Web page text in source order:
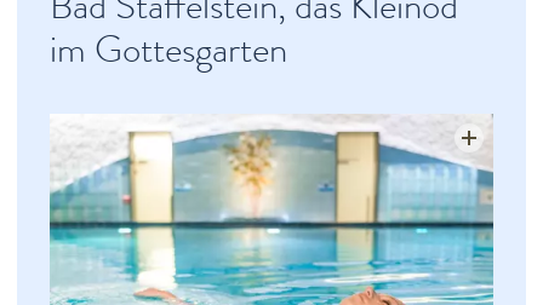
Geschichte
Impressionen
Audioguide
Adam-Riese-Erlebnispfad
Stadtteile
Stadtplan
Thermenkönigin
Geschäfte
im Gottesgarten